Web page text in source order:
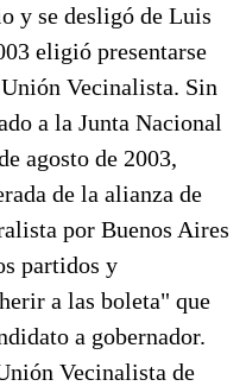
y se desligó de Luis
eligió presentarse
Vecinalista. Sin
a la Junta Nacional
agosto de 2003,
de la alianza de
por Buenos Aires
partidos y
a las boleta" que
a gobernador.
Vecinalista de